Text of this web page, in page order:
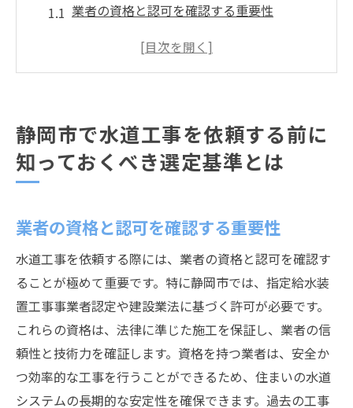
業者の資格と認可を確認する重要性
地域特有の技術対応力を見極める方法
アフターサービスの充実度をチェックする
信頼される水道工事職人の選び方とその重要性
施工技術の最新トレンドへの対応力
信頼性を高めるためのコミュニケーション
過去のトラブル事例を避けるためのチェッ
ク
作業効率を考慮した職人の選定基準
長期的なメンテナンスを見越した選択
静岡市での水道工事成功事例に学ぶ職人選びの
静岡市で水道工事を依頼する前に
知っておくべき選定基準とは
業者の資格と認可を確認する重要性
水道工事を依頼する際には、業者の資格と認可を確認す
ることが極めて重要です。特に静岡市では、指定給水装
置工事事業者認定や建設業法に基づく許可が必要です。
これらの資格は、法律に準じた施工を保証し、業者の信
頼性と技術力を確証します。資格を持つ業者は、安全か
つ効率的な工事を行うことができるため、住まいの水道
システムの長期的な安定性を確保できます。過去の工事